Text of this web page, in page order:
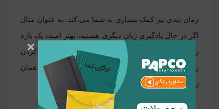
زمان بندی نیز کمک بسیاری به شما می کند. به عنوان مثال
اگر در حال یادگیری زبان دیگری هستید، بهتر است یک بازه
زمانی مشخص یک سال و نیم را تعیین کنید. مشخص کردن
زمان موجب تلاش بیشتر برای رسیدن به هدف در همان
زمان معین بوده و به شما انگیزه بیشتری می دهد.
×